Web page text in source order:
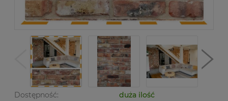
Dostępność:
duża ilość